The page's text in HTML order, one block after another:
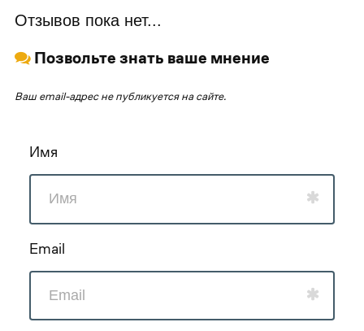
Отзывов пока нет...
Позвольте знать ваше мнение
Ваш email-адрес не публикуется на сайте.
Имя
Email